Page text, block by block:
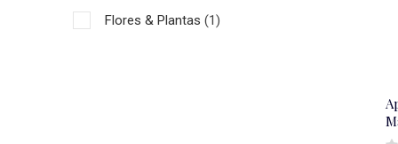
Flores & Plantas (1)